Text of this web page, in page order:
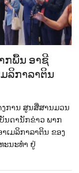
ພື້ນ ອາຊີ
ລິກາລາຕິນ
ງການ ສູນສື່ສານມວນ
ນດານັກຂ່າວ ພາກ
ເມລິກາລາຕິນ ຂອງ
ະນະທຳ ຢູ່